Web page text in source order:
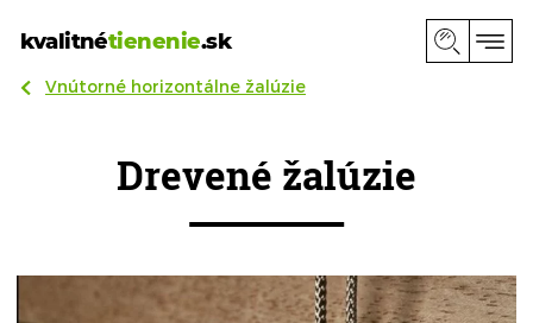
kvalitnétienenie.sk
Vnútorné horizontálne žalúzie
Drevené žalúzie